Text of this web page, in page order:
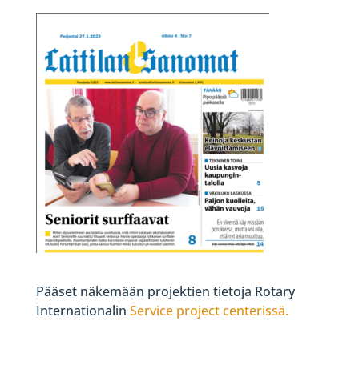
Pääset näkemään projektien tietoja Rotary
Internationalin Service project centerissä.